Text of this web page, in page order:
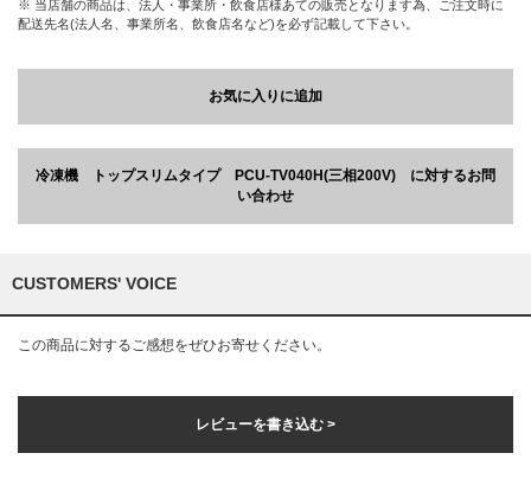
※ 当店舗の商品は、法人・事業所・飲食店様あての販売となります為、ご注文時に
配送先名(法人名、事業所名、飲食店名など)を必ず記載して下さい。
お気に入りに追加
冷凍機 トップスリムタイプ PCU-TV040H(三相200V) に対するお問
い合わせ
CUSTOMERS' VOICE
この商品に対するご感想をぜひお寄せください。
レビューを書き込む >